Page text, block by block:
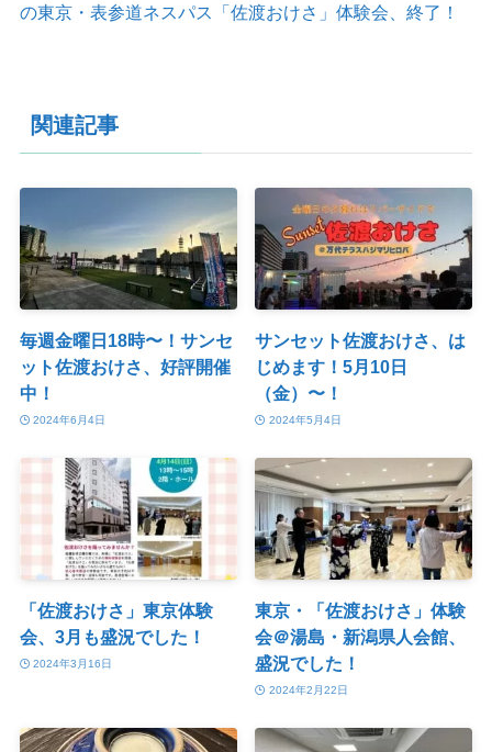
の東京・表参道ネスパス「佐渡おけさ」体験会、終了！
関連記事
毎週金曜日18時〜！サンセ
ット佐渡おけさ、好評開催
中！
2024年6月4日
サンセット佐渡おけさ、は
じめます！5月10日
（金）〜！
2024年5月4日
「佐渡おけさ」東京体験
会、3月も盛況でした！
2024年3月16日
東京・「佐渡おけさ」体験
会＠湯島・新潟県人会館、
盛況でした！
2024年2月22日